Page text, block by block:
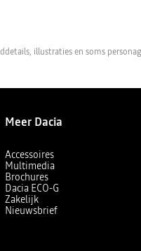
illustraties en soms
Meer Dacia
Accessoires
Multimedia
Brochures
Dacia ECO-G
Zakelijk
Nieuwsbrief